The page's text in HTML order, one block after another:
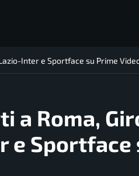
Inter e Sportface su Prime
a Roma,
e Sportface